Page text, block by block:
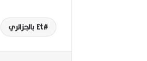
Et بالجزائري